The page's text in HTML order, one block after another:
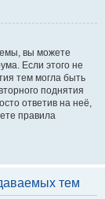
вы можете
Если этого не
тем могла быть
поднятия
ответив на неё,
правила
тем